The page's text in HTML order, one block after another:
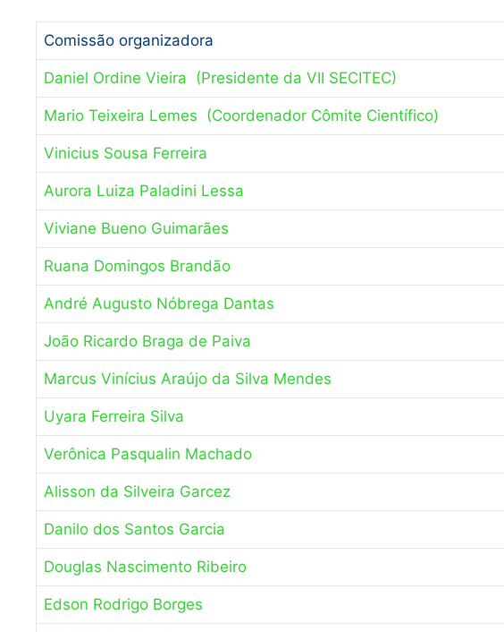
Comissão organizadora
Daniel Ordine Vieira (Presidente da VII SECITEC)
Mario Teixeira Lemes (Coordenador Cômite Científico)
Vinicius Sousa Ferreira
Aurora Luiza Paladini Lessa
Viviane Bueno Guimarães
Ruana Domingos Brandão
André Augusto Nóbrega Dantas
João Ricardo Braga de Paiva
Marcus Vinícius Araújo da Silva Mendes
Uyara Ferreira Silva
Verônica Pasqualin Machado
Alisson da Silveira Garcez
Danilo dos Santos Garcia
Douglas Nascimento Ribeiro
Edson Rodrigo Borges